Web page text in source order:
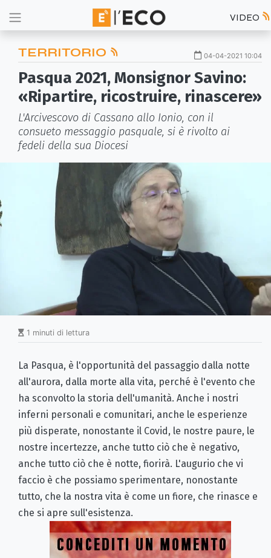
VIDEO
TERRITORIO 04-04-2021 10:04
Pasqua 2021, Monsignor Savino:
«Ripartire, ricostruire, rinascere»
L'Arcivescovo di Cassano allo Ionio, con il
consueto messaggio pasquale, si è rivolto ai
fedeli della sua Diocesi
1 minuti di lettura
La Pasqua, è l'opportunità del passaggio dalla notte
all'aurora, dalla morte alla vita, perché è l'evento che
ha sconvolto la storia dell'umanità. Anche i nostri
inferni personali e comunitari, anche le esperienze
più disperate, nonostante il Covid, le nostre paure, le
nostre incertezze, anche tutto ciò che è negativo,
anche tutto ciò che è notte, fiorirà. L'augurio che vi
faccio è che possiamo sperimentare, nonostante
tutto, che la nostra vita è come un fiore, che rinasce e
che si apre sull'esistenza.